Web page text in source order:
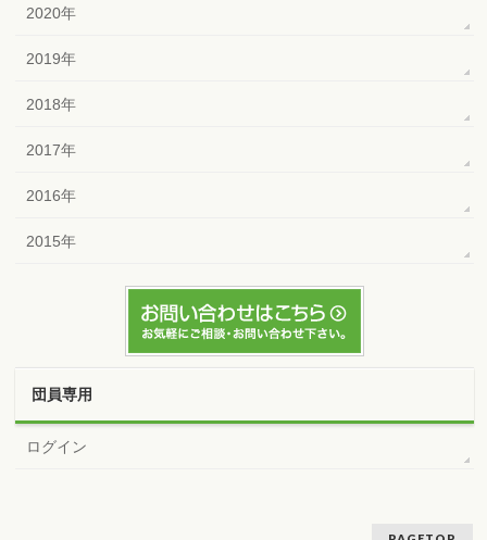
2020年
2019年
2018年
2017年
2016年
2015年
団員専用
ログイン